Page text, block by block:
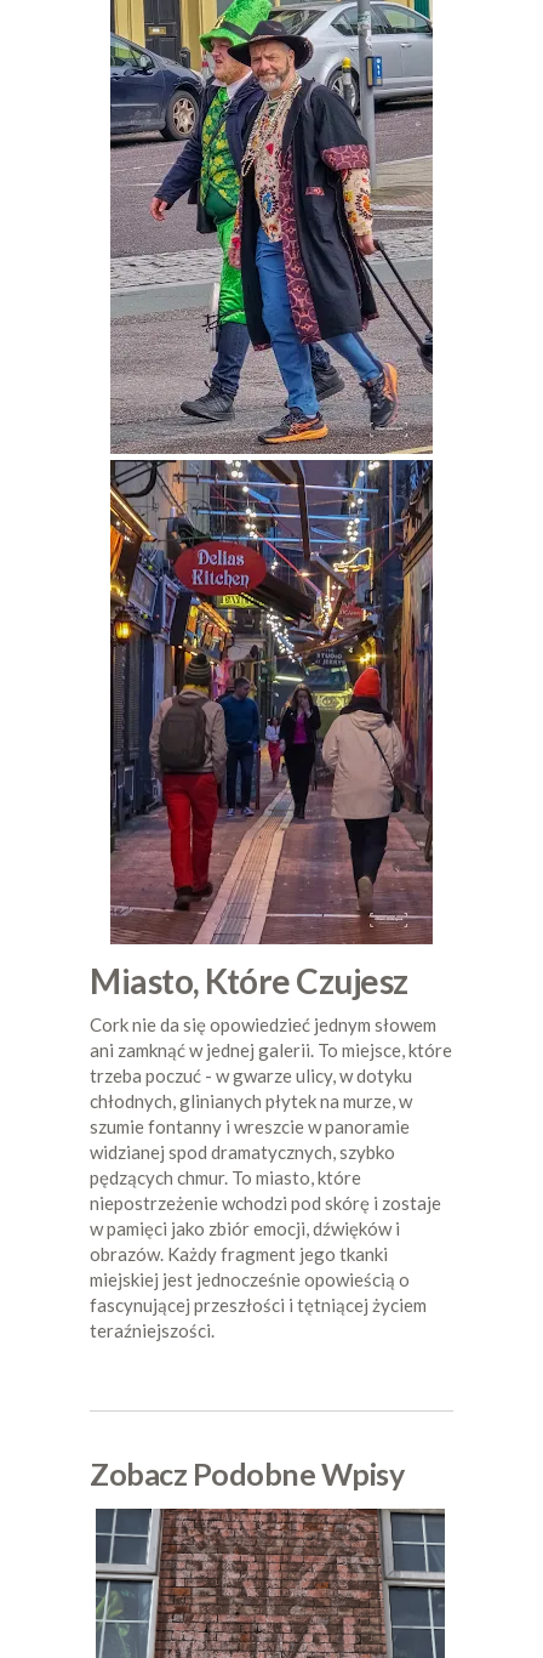
Miasto, Które Czujesz
Cork nie da się opowiedzieć jednym słowem
ani zamknąć w jednej galerii. To miejsce, które
trzeba poczuć - w gwarze ulicy, w dotyku
chłodnych, glinianych płytek na murze, w
szumie fontanny i wreszcie w panoramie
widzianej spod dramatycznych, szybko
pędzących chmur. To miasto, które
niepostrzeżenie wchodzi pod skórę i zostaje
w pamięci jako zbiór emocji, dźwięków i
obrazów. Każdy fragment jego tkanki
miejskiej jest jednocześnie opowieścią o
fascynującej przeszłości i tętniącej życiem
teraźniejszości.
Zobacz Podobne Wpisy